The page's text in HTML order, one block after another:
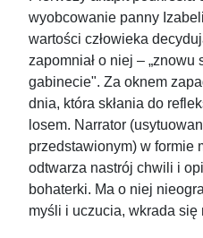
wyobcowanie panny
wartości człowieka
zapomniał o niej –
gabinecie". Za oknem
dnia, która skłania do
losem. Narrator
przedstawionym) w formie
odtwarza nastrój chwili i
bohaterki. Ma o niej
myśli i uczucia, wkrada się